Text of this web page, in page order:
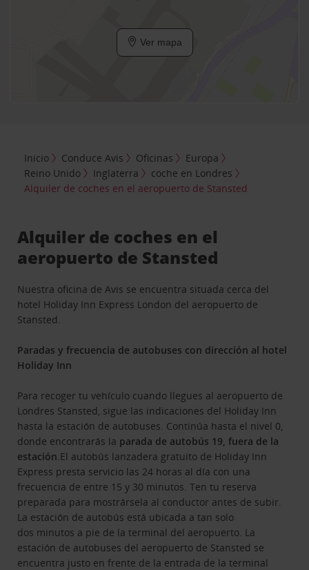
Ver mapa
Inicio Conduce Avis Oficinas
Europa
Reino Unido
Inglaterra
coche en Londres
Alquiler de coches en el aeropuerto de Stansted
Alquiler de coches en el
aeropuerto de Stansted
Nuestra oficina de Avis se encuentra situada cerca del
hotel Holiday Inn Express London del aeropuerto de
Stansted.
Paradas y frecuencia de autobuses con dirección al hotel
Holiday Inn
Para recoger tu vehículo cuando llegues al aeropuerto de
Londres Stansted, sigue las indicaciones del Holiday Inn
hasta la estación de autobuses. Continúa hasta el nivel 0,
donde encontrarás la parada de autobús 19, fuera de la
estación .El autobús lanzadera gratuito de Holiday Inn
Express presta servicio las 24 horas al día con una
frecuencia de entre 15 y 30 minutos. Ten tu reserva
preparada para mostrársela al conductor antes de subir.
La estación de autobús está ubicada a tan solo
dos minutos a pie de la terminal del aeropuerto. La
estación de autobuses del aeropuerto de Stansted se
encuentra justo en frente de la entrada de la terminal